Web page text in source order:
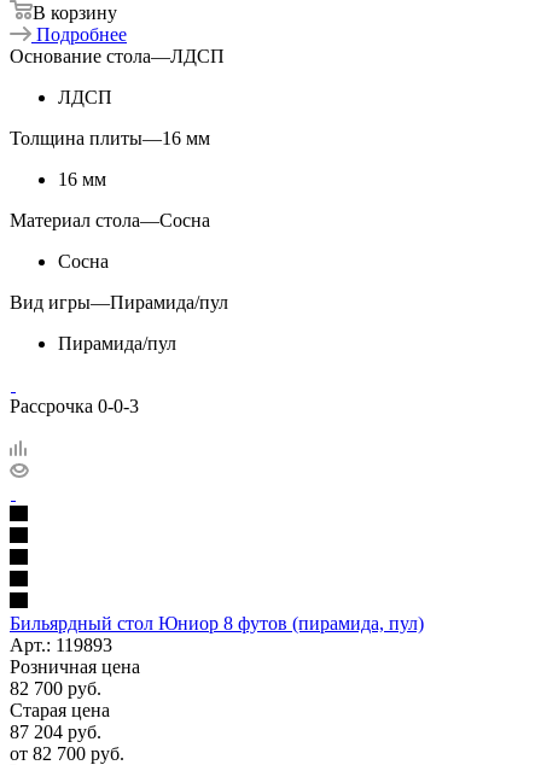
В корзину
Подробнее
Основание стола—ЛДСП
ЛДСП
Толщина плиты—16 мм
16 мм
Материал стола—Сосна
Сосна
Вид игры—Пирамида/пул
Пирамида/пул
Рассрочка 0-0-3
Бильярдный стол Юниор 8 футов (пирамида, пул)
Арт.: 119893
Розничная цена
82 700 руб.
Старая цена
87 204 руб.
от 82 700 руб.